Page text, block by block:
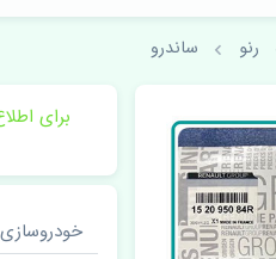
رنو ساندرو
برای
خودروسازی